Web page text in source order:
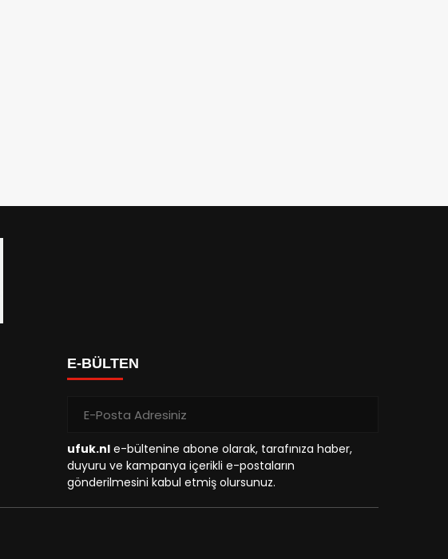
E-BÜLTEN
ufuk.nl e-bültenine abone olarak, tarafınıza haber,
duyuru ve kampanya içerikli e-postaların
gönderilmesini kabul etmiş olursunuz.